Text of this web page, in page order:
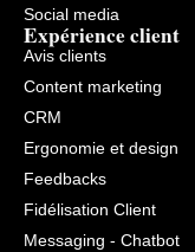
Social media
Expérience client
Avis clients
Content marketing
CRM
Ergonomie et design
Feedbacks
Fidélisation Client
Messaging - Chatbot